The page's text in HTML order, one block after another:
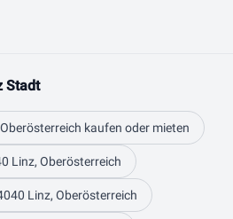
Stadt
kaufen oder mieten
Linz, Oberösterreich
Linz, Oberösterreich